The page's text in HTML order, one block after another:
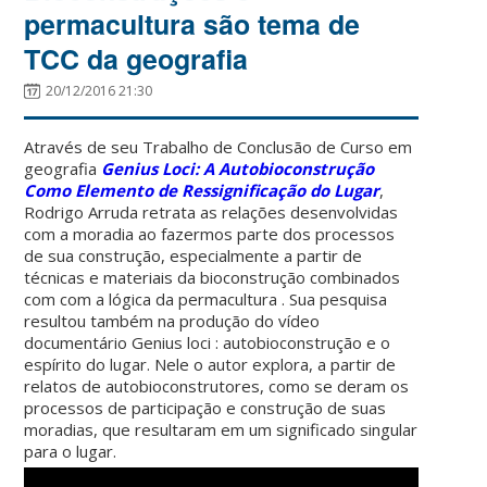
permacultura são tema de
TCC da geografia
20/12/2016 21:30
Através de seu Trabalho de Conclusão de Curso em
geografia Genius Loci: A Autobioconstrução
Como Elemento de Ressignificação do Lugar,
Rodrigo Arruda retrata as relações desenvolvidas
com a moradia ao fazermos parte dos processos
de sua construção, especialmente a partir de
técnicas e materiais da bioconstrução combinados
com com a lógica da permacultura . Sua pesquisa
resultou também na produção do vídeo
documentário Genius loci : autobioconstrução e o
espírito do lugar. Nele o autor explora, a partir de
relatos de autobioconstrutores, como se deram os
processos de participação e construção de suas
moradias, que resultaram em um significado singular
para o lugar.